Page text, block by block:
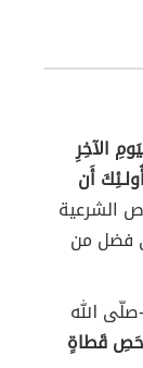
الآخِرِ
أَن
الشرعية
فضل من
الله
قَطاةٍ